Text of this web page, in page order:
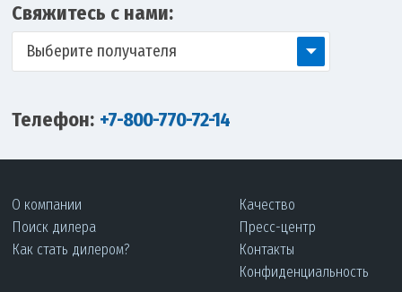
Свяжитесь с нами:
Выберите получателя
Телефон: +7-800-770-72-14
О компании
Поиск дилера
Как стать дилером?
Качество
Пресс-центр
Контакты
Конфиденциальность